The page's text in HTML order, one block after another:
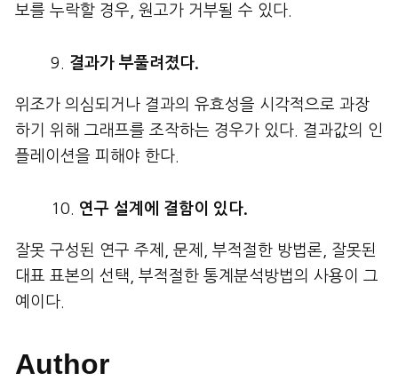
보를 누락할 경우, 원고가 거부될 수 있다.
결과가 부풀려졌다.
위조가 의심되거나 결과의 유효성을 시각적으로 과장
하기 위해 그래프를 조작하는 경우가 있다. 결과값의 인
플레이션을 피해야 한다.
연구 설계에 결함이 있다.
잘못 구성된 연구 주제, 문제, 부적절한 방법론, 잘못된
대표 표본의 선택, 부적절한 통계분석방법의 사용이 그
예이다.
Author